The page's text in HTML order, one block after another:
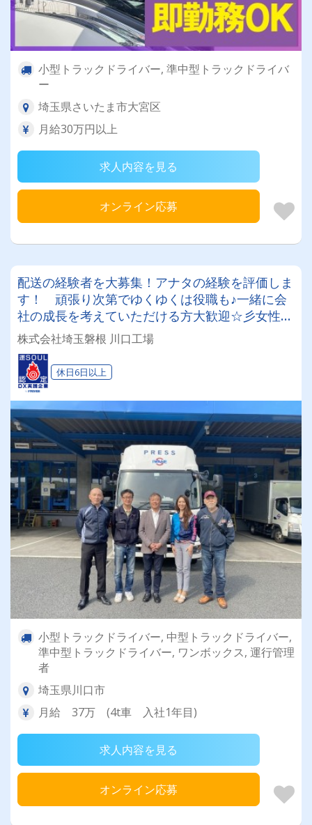
小型トラックドライバー, 準中型トラックドライバ
ー
埼玉県さいたま市大宮区
月給30万円以上
求人内容を見る
オンライン応募
配送の経験者を大募集！アナタの経験を評価しま
す！ 頑張り次第でゆくゆくは役職も♪一緒に会
社の成長を考えていただける方大歓迎☆彡女性社
長が働きやすい会社作りを推進中！
株式会社埼玉磐根 川口工場
休日6日以上
小型トラックドライバー, 中型トラックドライバー,
準中型トラックドライバー, ワンボックス, 運行管理
者
埼玉県川口市
月給 37万 (4t車 入社1年目)
求人内容を見る
オンライン応募